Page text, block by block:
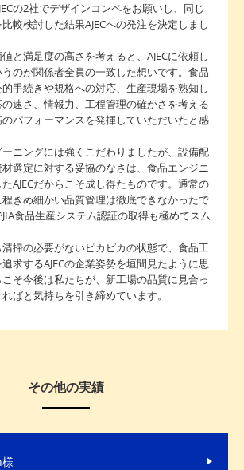
の2社でデザインコンペをお願いし、同じ
較検討した結果AJECへの発注を決定しまし
と満足度の高さを考えると、AJECに依頼し
のが関係者全員の一致した想いです。食品
手続きや規格への対応、生産現場を熟知し
速さ、情報力、工程管理の確かさを考える
パフォーマンスを発揮していただいたと感
ニングには強くこだわりましたが、設備配
選定に対する妥協のなさは、食品エンジニ
AJECだからこそ成し得たものです。通常の
きめ細かい品質管理は徹底できなかったで
食品生産システム認証の取得も極めてスム
掃の必要がないピカピカの状態で、食品工
求するAJECの企業姿勢を垣間見たように思
そ今後は私たちが、新工場の品質に見合っ
ばと気持ちを引き締めています。
その他の実績